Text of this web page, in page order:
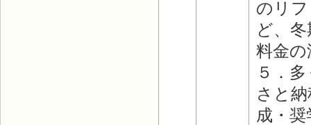
のリ
ど、
料金
５．
さと
成・